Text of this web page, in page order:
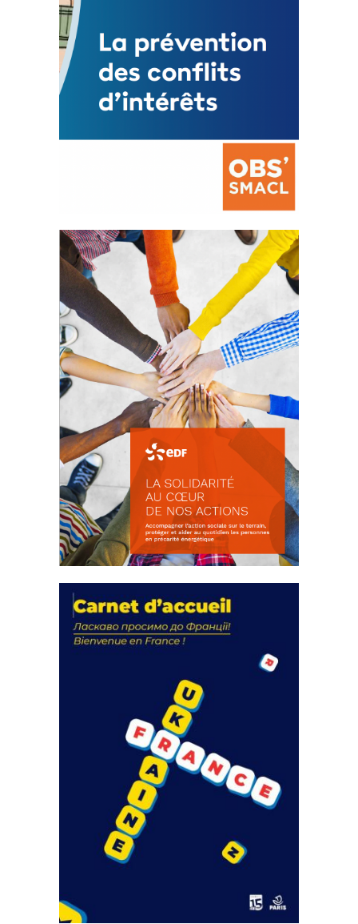
La prévention des conflits
d’intérêts
18 septembre 2023
FEUILLETER
actions
18 septembre 2023
FEUILLETER